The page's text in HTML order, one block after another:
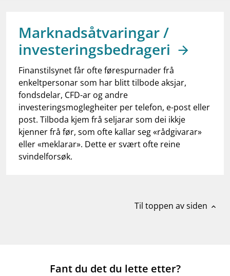
dashboardInformasjon for investorer
notifications_noneAbonner på nyhetsvarsel
Marknadsåtvaringar /
investeringsbedrageri
Finanstilsynet får ofte førespurnader frå
enkeltpersonar som har blitt tilbode aksjar,
fondsdelar, CFD-ar og andre
investeringsmoglegheiter per telefon, e-post eller
post. Tilboda kjem frå seljarar som dei ikkje
kjenner frå før, som ofte kallar seg «rådgivarar»
eller «meklarar». Dette er svært ofte reine
svindelforsøk.
Til toppen av siden expand_less
Fant du det du lette etter?